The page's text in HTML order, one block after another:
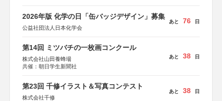
2026年版 化学の日「缶バッジデザイン」募集
公益社団法人日本化学会
あと 76 日
第14回 ミツバチの一枚画コンクール
株式会社山田養蜂場
共催：朝日学生新聞社
あと 38 日
第23回 千修イラスト＆写真コンテスト
株式会社千修
あと 38 日